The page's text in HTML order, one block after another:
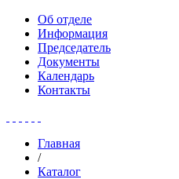
Об отделе
Информация
Председатель
Документы
Календарь
Контакты
Главная
/
Каталог